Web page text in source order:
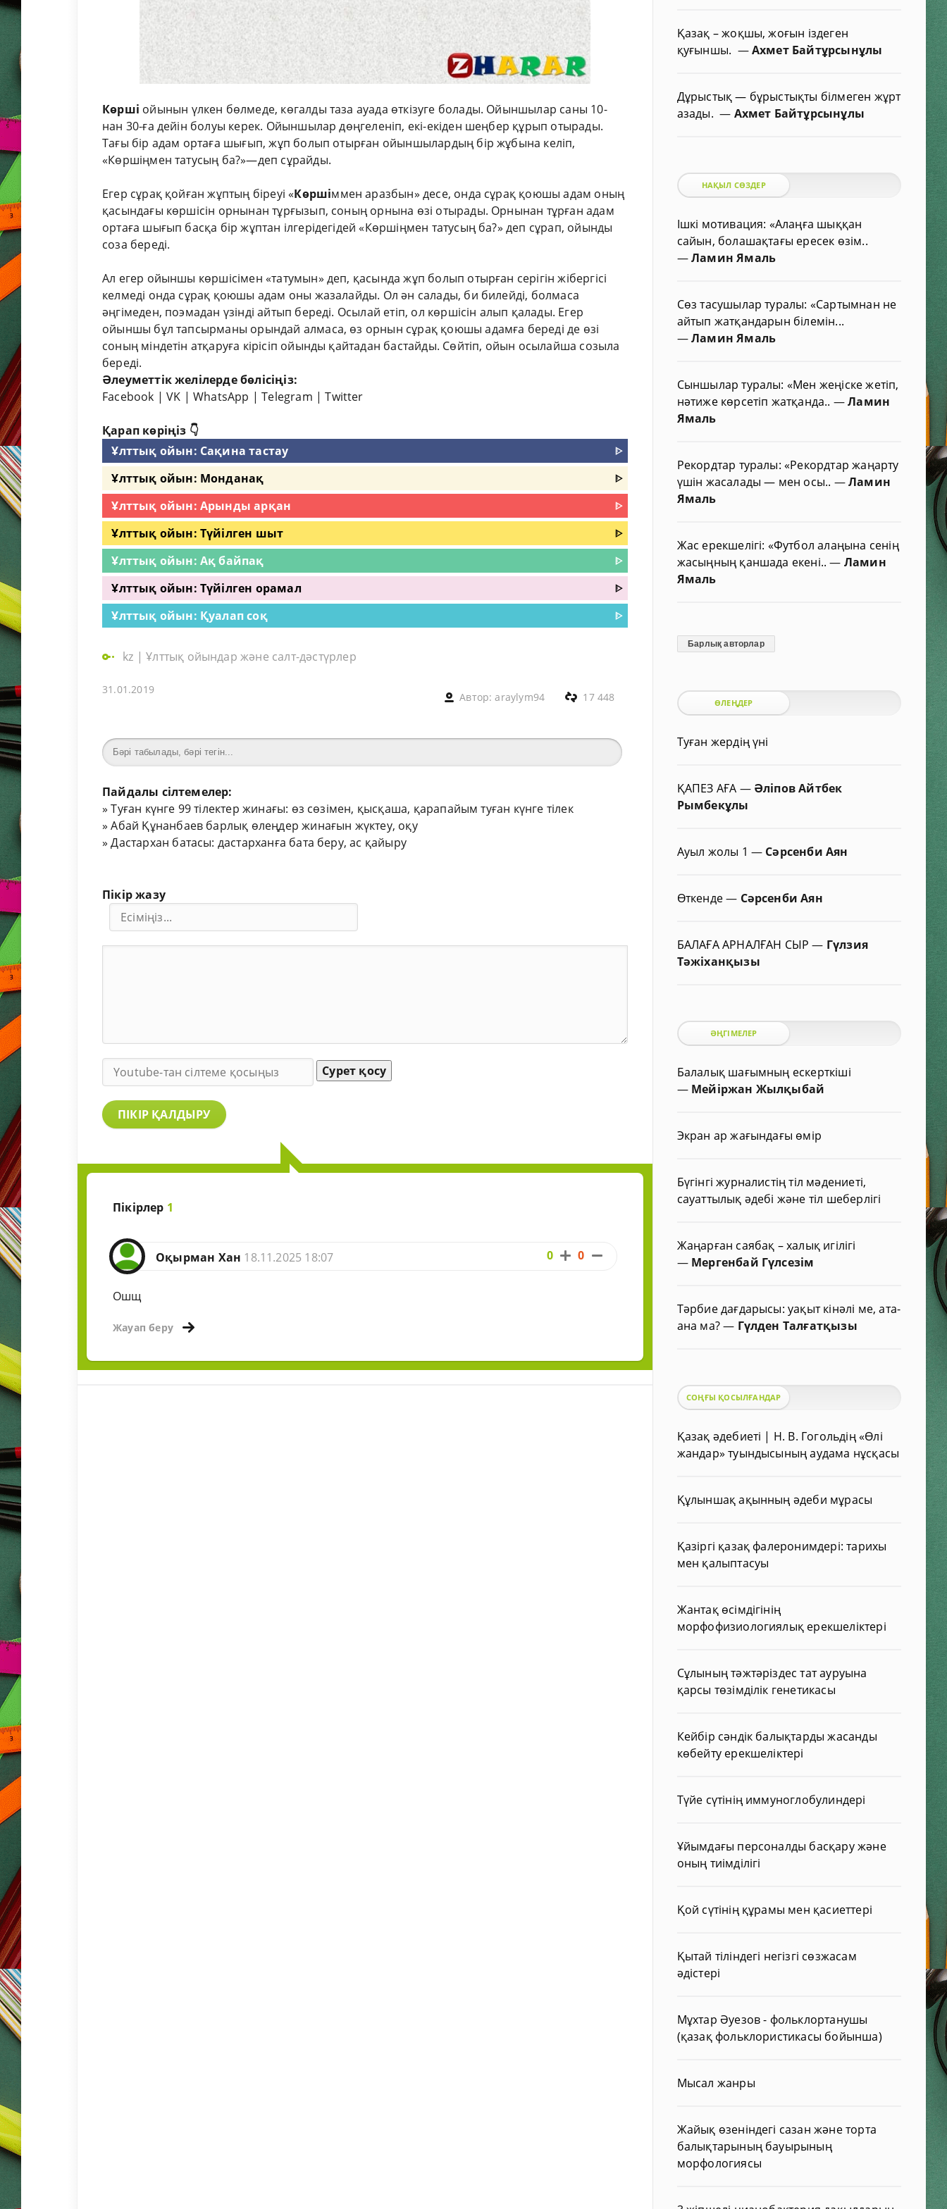
Көрші ойынын үлкен бөлмеде, көгалды таза ауада өткізуге болады. Ойыншылар саны 10-
нан 30-ға дейін болуы керек. Ойыншылар дөңгеленіп, екі-екіден шеңбер құрып отырады.
Тағы бір адам ортаға шығып, жұп болып отырған ойыншылардың бір жұбына келіп,
«Көршіңмен татусың ба?»—деп сұрайды.
Егер сұрақ қойған жұптың біреуі «Көршіммен аразбын» десе, онда сұрақ қоюшы адам оның
қасындағы көршісін орнынан тұрғызып, соның орнына өзі отырады. Орнынан тұрған адам
ортаға шығып басқа бір жұптан ілгерідегідей «Көршіңмен татусың ба?» деп сұрап, ойынды
соза береді.
Ал егер ойыншы көршісімен «татумын» деп, қасында жұп болып отырған серігін жібергісі
келмеді онда сұрақ қоюшы адам оны жазалайды. Ол ән салады, би билейді, болмаса
әңгімеден, поэмадан үзінді айтып береді. Осылай етіп, ол көршісін алып қалады. Егер
ойыншы бұл тапсырманы орындай алмаса, өз орнын сұрақ қоюшы адамға береді де өзі
соның міндетін атқаруға кірісіп ойынды қайтадан бастайды. Сөйтіп, ойын осылайша созыла
береді.
Әлеуметтік желілерде бөлісіңіз:
Facebook |VK |WhatsApp |Telegram |Twitter
Қарап көріңіз 👇
Ұлттық ойын: Сақина тастау
ᐈ
Ұлттық ойын: Монданақ
ᐈ
Ұлттық ойын: Арынды арқан
ᐈ
Ұлттық ойын: Түйілген шыт
ᐈ
Ұлттық ойын: Ақ байпақ
ᐈ
Ұлттық ойын: Түйілген орамал
ᐈ
Ұлттық ойын: Қуалап соқ
ᐈ
kz |Ұлттық ойындар және салт-дәстүрлер
31.01.2019
Автор:araylym94 17 448
Пайдалы сілтемелер:
»Туған күнге 99 тілектер жинағы: өз сөзімен, қысқаша, қарапайым туған күнге тілек
»Абай Құнанбаев барлық өлеңдер жинағын жүктеу, оқу
»Дастархан батасы: дастарханға бата беру, ас қайыру
Пікір жазу
Сурет қосу
ПІКІР ҚАЛДЫРУ
Пікірлер 1
Оқырман Хан 18.11.2025 18:07 0 0
Ошщ
Жауап беру
Қазақ – жоқшы, жоғын іздеген
қуғыншы. —Ахмет Байтұрсынұлы
Дұрыстық — бұрыстықты білмеген жұрт
азады.— Ахмет Байтұрсынұлы
НАҚЫЛ СӨЗДЕР
Ішкі мотивация: «Алаңға шыққан
сайын, болашақтағы ересек өзім..
—Ламин Ямаль
Сөз тасушылар туралы: «Сартымнан не
айтып жатқандарын білемін...
—Ламин Ямаль
Сыншылар туралы: «Мен жеңіске жетіп,
нәтиже көрсетіп жатқанда.. —Ламин
Ямаль
Рекордтар туралы: «Рекордтар жаңарту
үшін жасалады — мен осы.. —Ламин
Ямаль
Жас ерекшелігі: «Футбол алаңына сенің
жасыңның қаншада екені..— Ламин
Ямаль
Барлық авторлар
ӨЛЕҢДЕР
Туған жердің үні
ҚАПЕЗ АҒА — Әліпов Айтбек
Рымбекұлы
Ауыл жолы 1 — Сәрсенби Аян
Өткенде— Сәрсенби Аян
БАЛАҒА АРНАЛҒАН СЫР— Гүлзия
Тәжіханқызы
ӘҢГІМЕЛЕР
Балалық шағымның ескерткіші
— Мейіржан Жылқыбай
Экран ар жағындағы өмір
Бүгінгі журналистің тіл мәдениеті,
сауаттылық әдебі және тіл шеберлігі
Жаңарған саябақ – халық игілігі
— Мергенбай Гүлсезім
Тәрбие дағдарысы: уақыт кінәлі ме, ата-
ана ма?— Гүлден Талғатқызы
СОҢҒЫ ҚОСЫЛҒАНДАР
Қазақ әдебиеті | Н. В. Гогольдің «Өлі
жандар» туындысының аудама нұсқасы
Құлыншақ ақынның әдеби мұрасы
Қазіргі қазақ фалеронимдері: тарихы
мен қалыптасуы
Жантақ өсімдігінің
морфофизиологиялық ерекшеліктері
Сұлының тәжтәріздес тат ауруына
қарсы төзімділік генетикасы
Кейбір сәндік балықтарды жасанды
көбейту ерекшеліктері
Түйе сүтінің иммуноглобулиндері
Ұйымдағы персоналды басқару және
оның тиімділігі
Қой сүтінің құрамы мен қасиеттері
Қытай тіліндегі негізгі сөзжасам
әдістері
Мұхтар Әуезов - фольклортанушы
(қазақ фольклористикасы бойынша)
Мысал жанры
Жайық өзеніндегі сазан және торта
балықтарының бауырының
морфологиясы